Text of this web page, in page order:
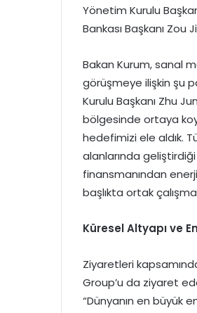
Yönetim Kurulu
Bankası Başkanı
Bakan Kurum, sanal
görüşmeye ilişkin şu
Kurulu Başkanı Zhu
bölgesinde ortaya
hedefimizi ele aldık.
alanlarında
finansmanından
başlıkta ortak
Küresel Altyapı ve
Ziyaretleri
Group’u da ziyaret
“Dünyanın en büyük